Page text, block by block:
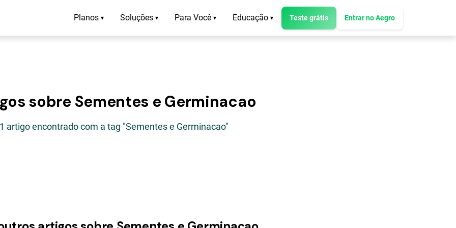
Planos ▾ Soluções ▾ Para Você ▾ Educação ▾ Teste grátis Entrar no Aegro
sobre Sementes e Germinacao
1 artigo encontrado com a tag "Sementes e Germinacao"